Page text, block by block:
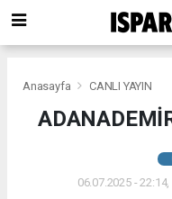
Anasayfa CANLI YAYIN
06.07.2025 -